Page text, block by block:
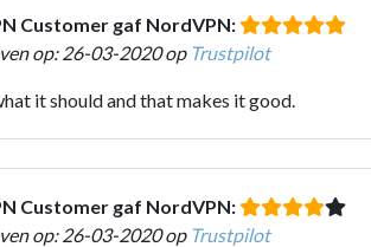
Customer gaf NordVPN:
op: 26-03-2020 op Trustpilot
it should and that makes it good.
Customer gaf NordVPN:
op: 26-03-2020 op Trustpilot